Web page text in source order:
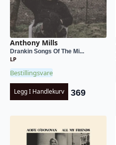
Anthony Mills
Drankin Songs Of The Mi...
LP
Bestillingsvare
Legg I Handlekurv 369